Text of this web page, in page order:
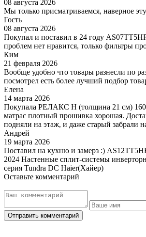
08 августа 2026
Мы только присматриваемся, наверное
Гость
08 августа 2026
Покупал и поставил в 24 году
проблем нет нравится, только фильтры
Ким
21 февраля 2026
Вообще удобно что товары разнесли по
посмотрел есть более лучший подбор
Елена
14 марта 2026
Покупала РЕЛАКС Н (толщина 21 см)
матрас плотный прошивка хорошая.
подняли на этаж, и даже старый забрали
Андрей
19 марта 2026
Поставил на кухню и замерз :)
2024 Настенные сплит-системы
серия Tundra DC Haier(Хайер)
Оставьте комментарий